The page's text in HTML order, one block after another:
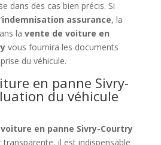
dans des cas bien précis. Si
indemnisation assurance, la
la vente de voiture en
vous fournira les documents
du véhicule.
en panne Sivry-
du véhicule
en panne Sivry-Courtry
il est indispensable